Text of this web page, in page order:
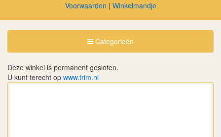
Voorwaarden | Winkelmandje
Toggle
Categorieën
Categorieën
Deze winkel is permanent gesloten.
U kunt terecht op www.trim.nl